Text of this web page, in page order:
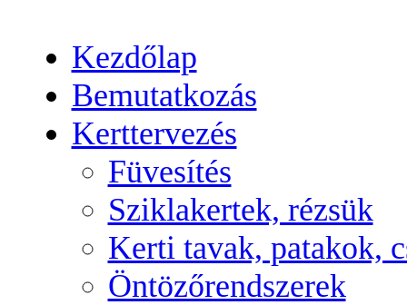
Kezdőlap
Bemutatkozás
Kerttervezés
Füvesítés
Sziklakertek, rézsük
Kerti tavak, patakok,
Öntözőrendszerek